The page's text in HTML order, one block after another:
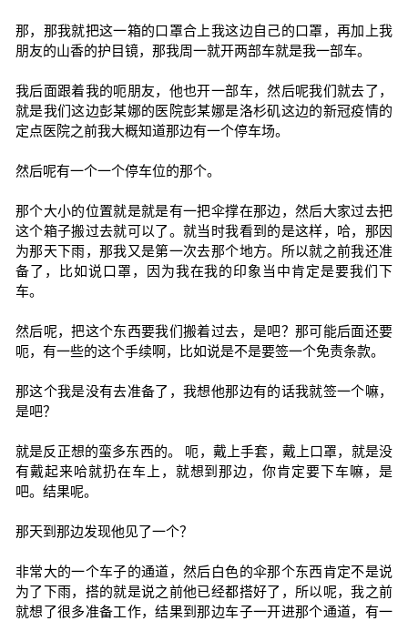
那，那我就把这一箱的口罩合上我这边自己的口罩，再加上我
朋友的山香的护目镜，那我周一就开两部车就是我一部车。
我后面跟着我的呃朋友，他也开一部车，然后呢我们就去了，
就是我们这边彭某娜的医院彭某娜是洛杉矶这边的新冠疫情的
定点医院之前我大概知道那边有一个停车场。
然后呢有一个一个停车位的那个。
那个大小的位置就是就是有一把伞撑在那边，然后大家过去把
这个箱子搬过去就可以了。就当时我看到的是这样，哈，那因
为那天下雨，那我又是第一次去那个地方。所以就之前我还准
备了，比如说口罩，因为我在我的印象当中肯定是要我们下
车。
然后呢，把这个东西要我们搬着过去，是吧？那可能后面还要
呃，有一些的这个手续啊，比如说是不是要签一个免责条款。
那这个我是没有去准备了，我想他那边有的话我就签一个嘛，
是吧？
就是反正想的蛮多东西的。 呃，戴上手套，戴上口罩，就是没
有戴起来哈就扔在车上，就想到那边，你肯定要下车嘛，是
吧。结果呢。
那天到那边发现他见了一个？
非常大的一个车子的通道，然后白色的伞那个东西肯定不是说
为了下雨，搭的就是说之前他已经都搭好了，所以呢，我之前
就想了很多准备工作，结果到那边车子一开进那个通道，有一